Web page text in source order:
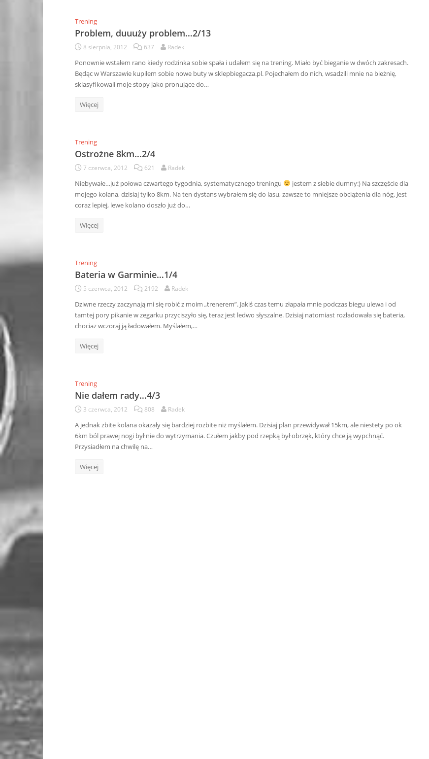
Trening
Problem, duuuży problem…2/13
8 sierpnia, 2012 637 Radek
Ponownie wstałem rano kiedy rodzinka sobie spała i udałem się na trening. Miało być bieganie w dwóch zakresach.
Będąc w Warszawie kupiłem sobie nowe buty w sklepbiegacza.pl. Pojechałem do nich, wsadzili mnie na bieżnię,
sklasyfikowali moje stopy jako pronujące do…
Więcej
Trening
Ostrożne 8km…2/4
7 czerwca, 2012 621 Radek
Niebywałe…już połowa czwartego tygodnia, systematycznego treningu
jestem z siebie dumny:) Na szczęście dla
mojego kolana, dzisiaj tylko 8km. Na ten dystans wybrałem się do lasu, zawsze to mniejsze obciążenia dla nóg. Jest
coraz lepiej, lewe kolano doszło już do…
Więcej
Trening
Bateria w Garminie…1/4
5 czerwca, 2012 2192 Radek
Dziwne rzeczy zaczynają mi się robić z moim „trenerem”. Jakiś czas temu złapała mnie podczas biegu ulewa i od
tamtej pory pikanie w zegarku przyciszyło się, teraz jest ledwo słyszalne. Dzisiaj natomiast rozładowała się bateria,
chociaż wczoraj ją ładowałem. Myślałem,…
Więcej
Trening
Nie dałem rady…4/3
3 czerwca, 2012 808 Radek
A jednak zbite kolana okazały się bardziej rozbite niż myślałem. Dzisiaj plan przewidywał 15km, ale niestety po ok
6km ból prawej nogi był nie do wytrzymania. Czułem jakby pod rzepką był obrzęk, który chce ją wypchnąć.
Przysiadłem na chwilę na…
Więcej